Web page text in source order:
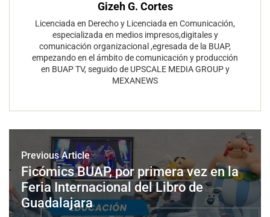
Gizeh G. Cortes
Licenciada en Derecho y Licenciada en Comunicación,
especializada en medios impresos,digitales y
comunicación organizacional ,egresada de la BUAP,
empezando en el ámbito de comunicación y producción
en BUAP TV, seguido de UPSCALE MEDIA GROUP y
MEXANEWS
Previous Article
Ficómics BUAP, por primera vez en la
Feria Internacional del Libro de
Guadalajara